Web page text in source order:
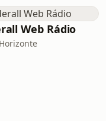
Web Rádio